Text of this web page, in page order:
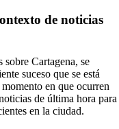
de noticias
Cartagena, se
suceso que se está
en que ocurren
de última hora para
en la ciudad.